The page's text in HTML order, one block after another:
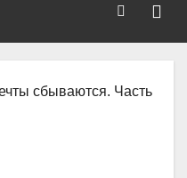
сбываются. Часть